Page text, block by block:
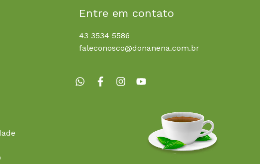
Entre em contato
43 3534 5586
faleconosco@donanena.com.br